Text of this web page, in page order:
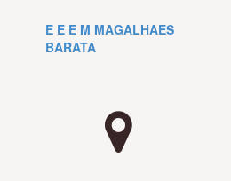
E E E M MAGALHAES
BARATA